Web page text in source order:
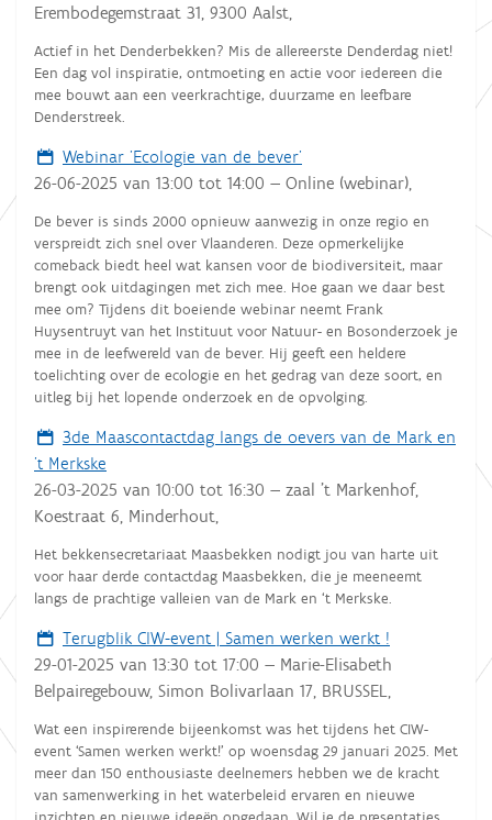
Erembodegemstraat 31, 9300 Aalst
Actief in het Denderbekken? Mis de allereerste Denderdag niet!
Een dag vol inspiratie, ontmoeting en actie voor iedereen die
mee bouwt aan een veerkrachtige, duurzame en leefbare
Denderstreek.
Webinar 'Ecologie van de bever'
26-06-2025 van 13:00 tot 14:00 — Online (webinar)
De bever is sinds 2000 opnieuw aanwezig in onze regio en
verspreidt zich snel over Vlaanderen. Deze opmerkelijke
comeback biedt heel wat kansen voor de biodiversiteit, maar
brengt ook uitdagingen met zich mee. Hoe gaan we daar best
mee om? Tijdens dit boeiende webinar neemt Frank
Huysentruyt van het Instituut voor Natuur- en Bosonderzoek je
mee in de leefwereld van de bever. Hij geeft een heldere
toelichting over de ecologie en het gedrag van deze soort, en
uitleg bij het lopende onderzoek en de opvolging.
3de Maascontactdag langs de oevers van de Mark en
't Merkske
26-03-2025 van 10:00 tot 16:30 — zaal 't Markenhof,
Koestraat 6, Minderhout
Het bekkensecretariaat Maasbekken nodigt jou van harte uit
voor haar derde contactdag Maasbekken, die je meeneemt
langs de prachtige valleien van de Mark en ‘t Merkske.
Terugblik CIW-event | Samen werken werkt !
29-01-2025 van 13:30 tot 17:00 — Marie-Elisabeth
Belpairegebouw, Simon Bolivarlaan 17, BRUSSEL
Wat een inspirerende bijeenkomst was het tijdens het CIW-
event ‘Samen werken werkt!’ op woensdag 29 januari 2025. Met
meer dan 150 enthousiaste deelnemers hebben we de kracht
van samenwerking in het waterbeleid ervaren en nieuwe
inzichten en nieuwe ideeën opgedaan. Wil je de presentaties